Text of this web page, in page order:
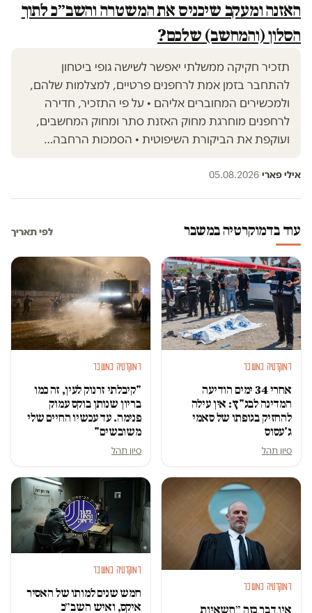
האזנה ומעקב שיכניס את המשטרה והשב״כ לתוך
הסלון (והמחשב) שלכם?
תזכיר חקיקה ממשלתי יאפשר לשישה גופי ביטחון
להתחבר בזמן אמת לרחפנים פרטיים, למצלמות שלהם,
ולמכשירים המחוברים אליהם • על פי התזכיר, חדירה
לרחפנים מוחרגת מחוק האזנת סתר ומחוק המחשבים,
ועוקפת את הביקורת השיפוטית • הסמכות הרחבה…
אילי פארי·
05.08.2026
עוד בדמוקרטיה במשבר לפי תאריך
דמוקרטיה במשבר
אחרי 34 ימים הודיעה
המדינה לבג"ץ: אין עילה
להחזיק בגופתו של סאמי
ג'עסוס
סיון תהל
דמוקרטיה במשבר
"קיבלתי זרנוק לעין, זה כמו
בריון שנותן בוקס עמוק
פנימה. עד עכשיו החיים שלי
משובשים"
סיון תהל
דמוקרטיה במשבר
אין דבר כזה ״חשאיות
דמוקרטיה במשבר
חמש שנים למותו של האסיר
איקס, ואיש השב״כ